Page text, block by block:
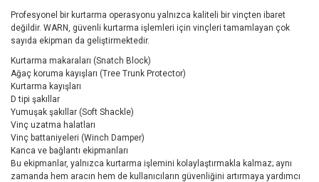
Profesyonel bir kurtarma operasyonu yalnızca kaliteli bir vinçten ibaret
değildir. WARN, güvenli kurtarma işlemleri için vinçleri tamamlayan çok
sayıda ekipman da geliştirmektedir.
Kurtarma makaraları (Snatch Block)
Ağaç koruma kayışları (Tree Trunk Protector)
Kurtarma kayışları
D tipi şakıllar
Yumuşak şakıllar (Soft Shackle)
Vinç uzatma halatları
Vinç battaniyeleri (Winch Damper)
Kanca ve bağlantı ekipmanları
Bu ekipmanlar, yalnızca kurtarma işlemini kolaylaştırmakla kalmaz; aynı
zamanda hem aracın hem de kullanıcıların güvenliğini artırmaya yardımcı